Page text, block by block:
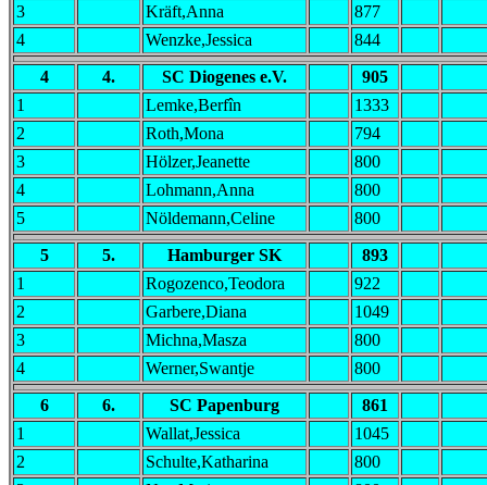
3
Kräft,Anna
877
4
Wenzke,Jessica
844
4
4. SC Diogenes e.V.
905
1
Lemke,Berfîn
1333
2
Roth,Mona
794
3
Hölzer,Jeanette
800
4
Lohmann,Anna
800
5
Nöldemann,Celine
800
5
5. Hamburger SK
893
1
Rogozenco,Teodora
922
2
Garbere,Diana
1049
3
Michna,Masza
800
4
Werner,Swantje
800
6
6. SC Papenburg
861
1
Wallat,Jessica
1045
2
Schulte,Katharina
800